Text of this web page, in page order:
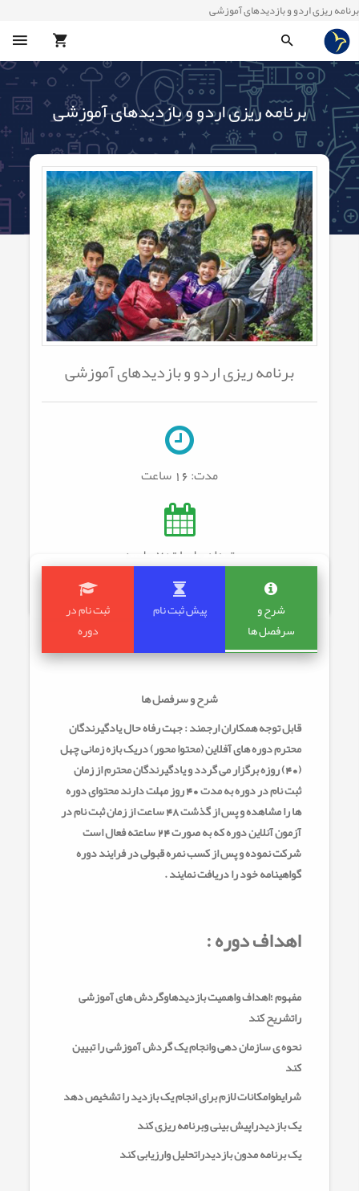
برنامه ریزی اردو و بازدیدهای آموزشی
برنامه ریزی اردو و بازدیدهای آموزشی
برنامه ریزی اردو و بازدیدهای آموزشی
مدت:16 ساعت
تعداد جلسات: 7 جلسه
شرح و
سرفصل ها
پیش ثبت نام
ثبت نام در
دوره
شرح و سرفصل ها
قابل توجه همکاران ارجمند : جهت رفاه حال یادگیرندگان
محترم دوره های آفلاین (محتوا محور) دریک بازه زمانی چهل
(40) روزه برگزار می گردد و یادگیرندگان محترم از زمان
ثبت نام در دوره به مدت 40 روز مهلت دارند محتوای دوره
ها را مشاهده و پس از گذشت 48 ساعت از زمان ثبت نام در
آزمون آنلاین دوره که به صورت 24 ساعته فعال است
شرکت نموده و پس از کسب نمره قبولی در فرایند دوره
گواهینامه خود را دریافت نمایند .
اهداف دوره :
مفهوم ؛اهداف واهمیت بازدیدهاوگردش های آموزشی
راتشریح کند
نحوه ی سازمان دهی وانجام یک گردش آموزشی را تبیین
کند
شرایطوامکانات لازم برای انجام یک بازدید را تشخیص دهد
یک بازدیدراپیش بینی وبرنامه ریزی کند
یک برنامه مدون بازدیدراتحلیل وارزیابی کند